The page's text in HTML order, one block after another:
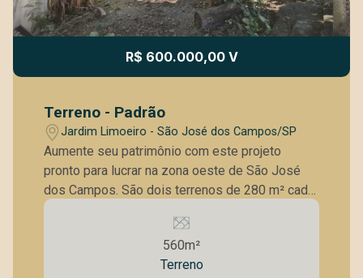
R$ 600.000,00 V
Terreno - Padrão
Jardim Limoeiro - São José dos Campos/SP
Aumente seu patrimônio com este projeto
pronto para lucrar na zona oeste de São José
dos Campos. São dois terrenos de 280 m² cada,
já desmembrados em 4 lotes de 140 m². O
grande diferencial é que o projeto já está 100%
aprovado para a construção de 4 casas térreas
de 89 m², economizando meses de burocracia
560m²
Terreno